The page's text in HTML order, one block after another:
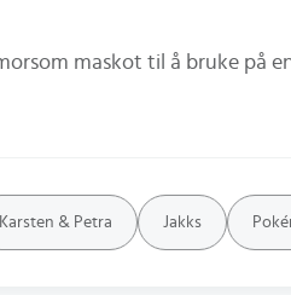
Karsten & Petra Jakks